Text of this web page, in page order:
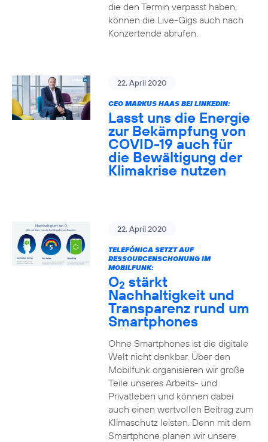
die den Termin verpasst haben,
können die Live-Gigs auch nach
Konzertende abrufen.
22. April 2020
CEO MARKUS HAAS BEI LINKEDIN:
Lasst uns die Energie
zur Bekämpfung von
COVID-19 auch für
die Bewältigung der
Klimakrise nutzen
22. April 2020
TELEFÓNICA SETZT AUF
RESSOURCENSCHONUNG IM
MOBILFUNK:
O2 stärkt
Nachhaltigkeit und
Transparenz rund um
Smartphones
Ohne Smartphones ist die digitale
Welt nicht denkbar. Über den
Mobilfunk organisieren wir große
Teile unseres Arbeits- und
Privatleben und können dabei
auch einen wertvollen Beitrag zum
Klimaschutz leisten. Denn mit dem
Smartphone planen wir unsere